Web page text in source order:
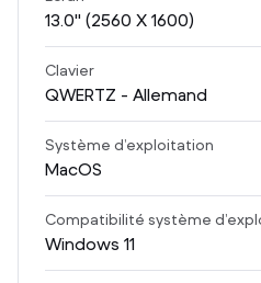
13.0" (2560 X 1600)
Clavier
QWERTZ - Allemand
Système d’exploitation
MacOS
Compatibilité système
Windows 11